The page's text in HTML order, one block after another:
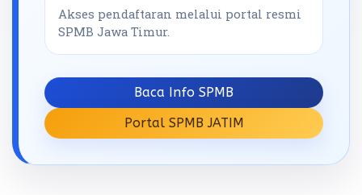
Akses pendaftaran melalui portal resmi
SPMB Jawa Timur.
Baca Info SPMB
Portal SPMB JATIM